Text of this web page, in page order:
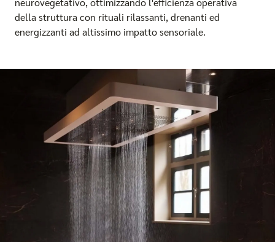
della struttura con rituali rilassanti, drenanti ed
energizzanti ad altissimo impatto sensoriale.